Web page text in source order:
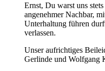
Ernst, Du warst uns
angenehmer Nachbar,
Unterhaltung führen
verlassen.
Unser aufrichtiges
Gerlinde und Wolfgang